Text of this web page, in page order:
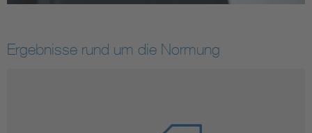
Ergebnisse rund um die Normung